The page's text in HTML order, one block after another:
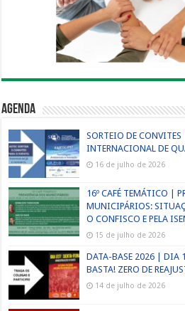
Agenda
SORTEIO DE
INTERNACIONAL DE
16 de julho de 2026
16º CAFÉ TEMÁTICO |
MUNICIPÁRIOS:
O CONFISCO E PELA
15 de julho de 2026
DATA-BASE 2026 | DIA
BASTA! ZERO DE
14 de julho de 2026